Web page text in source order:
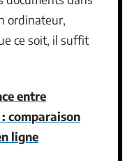
ordinateur,
ce soit, il suffit
entre
comparaison
ligne